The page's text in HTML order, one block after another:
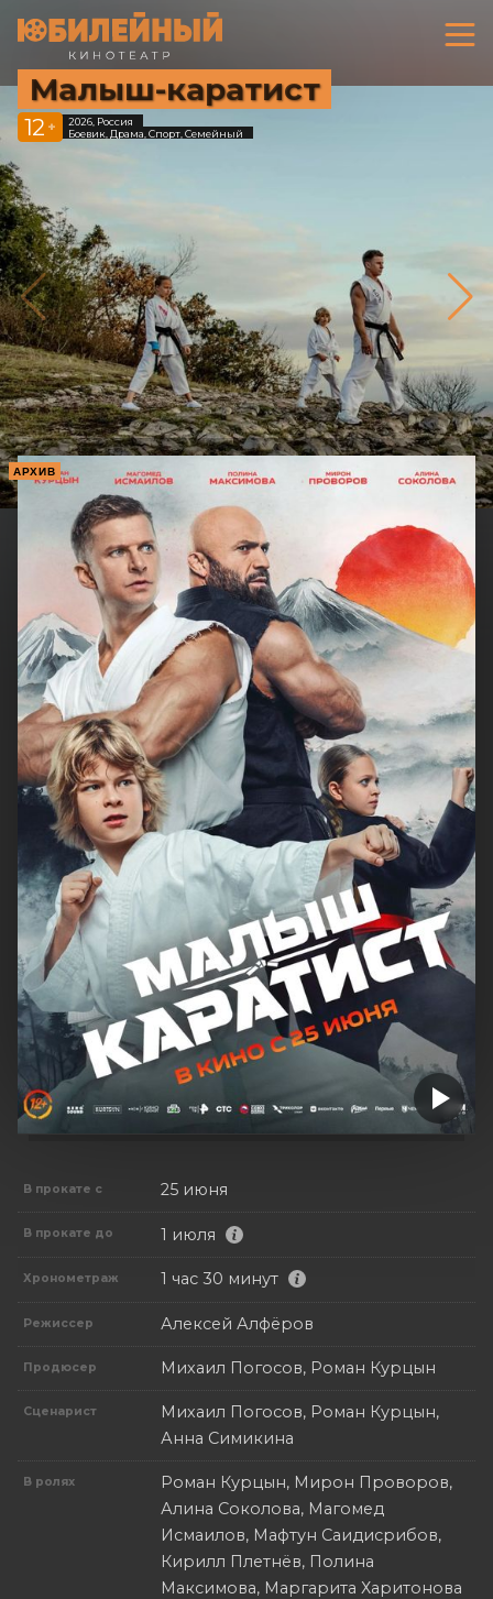
Малыш-каратист
12 +
2026, Россия
Боевик, Драма, Спорт, Семейный
АРХИВ
В прокате с 25 июня
В прокате до 1 июля
Хронометраж 1 час 30 минут
Режиссер Алексей Алфёров
Продюсер Михаил Погосов, Роман Курцын
Сценарист
Михаил Погосов, Роман Курцын,
Анна Симикина
В ролях
Роман Курцын, Мирон Проворов,
Алина Соколова, Магомед
Исмаилов, Мафтун Саидисрибов,
Кирилл Плетнёв, Полина
Максимова, Маргарита Харитонова